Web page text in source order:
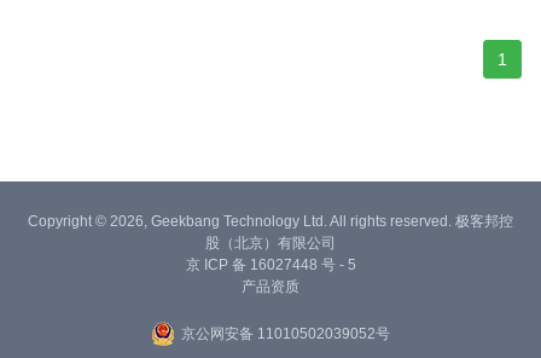
1
Copyright © 2026, Geekbang Technology Ltd. All rights reserved. 极客邦控
股（北京）有限公司
京 ICP 备 16027448 号 - 5
产品资质
京公网安备 11010502039052号